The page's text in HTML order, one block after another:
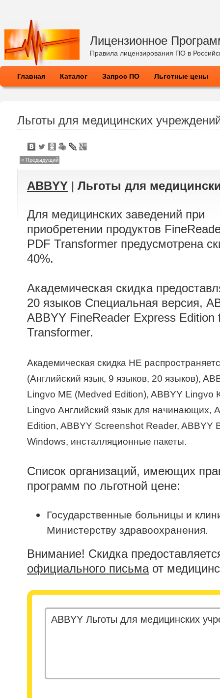
Лицензионное
Правила лицензирования ПО в
Главная Каталог Запрос ПО Льготные цены
Льготы для медицинских
« Предыдущий
ABBYY | Льготы для
Для медицинских заведений при
приобретении продуктов
PDF Transformer предусмотрена
40%.
Академическая скидка
20 языков Специальная версия,
ABBYY FineReader Express
Transformer.
Академическая скидка НЕ
(Английский язык, 9 языков, 20 языков),
Lingvo ME (Medved Edition), ABBYY Lingvo
Lingvo Английский язык для начинающих,
Edition, ABBYY Screenshot Reader, ABBYY
Windows, инсталляционные пакеты.
Список организаций, имеющих
программ по льготной цене:
Государственные больницы и
Министерству здравоохранения.
Внимание! Скидка
официального письмаот